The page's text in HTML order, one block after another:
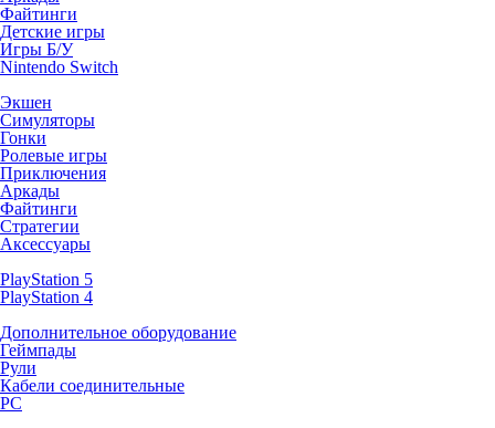
Файтинги
Детские игры
Игры Б/У
Nintendo Switch
Экшен
Симуляторы
Гонки
Ролевые игры
Приключения
Аркады
Файтинги
Стратегии
Аксессуары
PlayStation 5
PlayStation 4
Дополнительное оборудование
Геймпады
Рули
Кабели соединительные
PC